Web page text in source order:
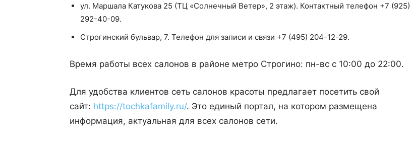
ул. Маршала Катукова 25 (ТЦ «Солнечный Ветер», 2 этаж). Контактный телефон +7 (925)
292-40-09.
Строгинский бульвар, 7. Телефон для записи и связи +7 (495) 204-12-29.
Время работы всех салонов в районе метро Строгино: пн-вс с 10:00 до 22:00.
Для удобства клиентов сеть салонов красоты предлагает посетить свой
сайт: https://tochkafamily.ru/. Это единый портал, на котором размещена
информация, актуальная для всех салонов сети.